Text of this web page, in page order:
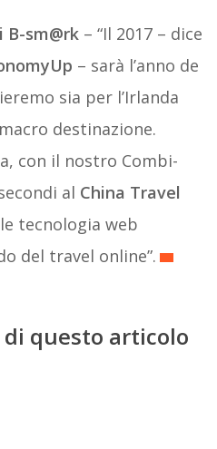
B-sm@rk– “Il 2017 – dice
– sarà l’anno de
sia per l’Irlanda
destinazione.
con il nostro Combi-
al China Travel
tecnologia web
del travel online”.
questo articolo